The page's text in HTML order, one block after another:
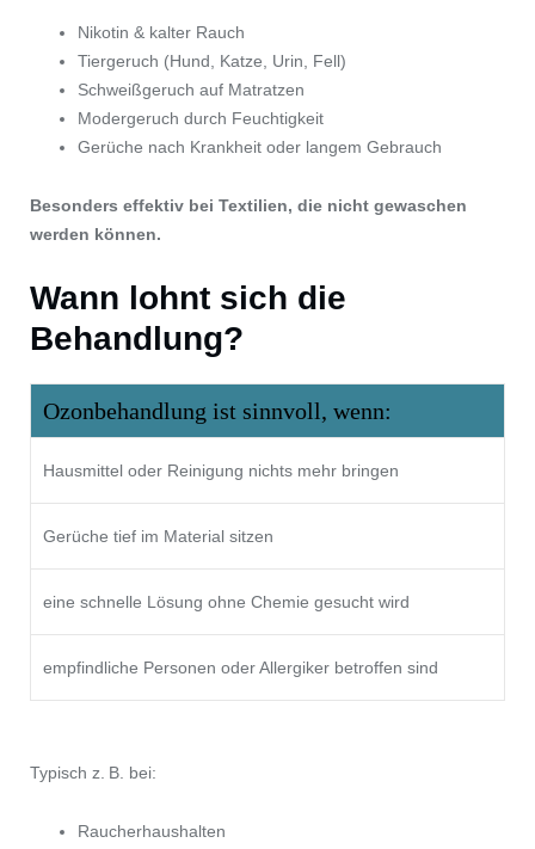
Nikotin & kalter Rauch
Tiergeruch (Hund, Katze, Urin, Fell)
Schweißgeruch auf Matratzen
Modergeruch durch Feuchtigkeit
Gerüche nach Krankheit oder langem Gebrauch
Besonders effektiv bei Textilien, die nicht gewaschen
werden können.
Wann lohnt sich die
Behandlung?
Ozonbehandlung ist sinnvoll, wenn:
Hausmittel oder Reinigung nichts mehr bringen
Gerüche tief im Material sitzen
eine schnelle Lösung ohne Chemie gesucht wird
empfindliche Personen oder Allergiker betroffen sind
Typisch z. B. bei:
Raucherhaushalten